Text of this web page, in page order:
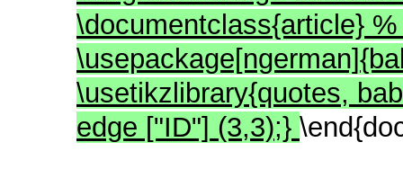
\documentclass{article}
\usetikzlibrary{quotes,
edge ["ID"] (3,3);}